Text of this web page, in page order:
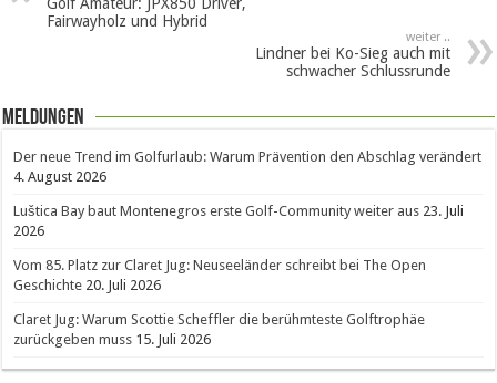
Golf Amateur: JPX850 Driver,
Fairwayholz und Hybrid
weiter ..
Lindner bei Ko-Sieg auch mit
schwacher Schlussrunde
Meldungen
Der neue Trend im Golfurlaub: Warum Prävention den Abschlag verändert
4. August 2026
Luštica Bay baut Montenegros erste Golf-Community weiter aus 23. Juli
2026
Vom 85. Platz zur Claret Jug: Neuseeländer schreibt bei The Open
Geschichte 20. Juli 2026
Claret Jug: Warum Scottie Scheffler die berühmteste Golftrophäe
zurückgeben muss 15. Juli 2026